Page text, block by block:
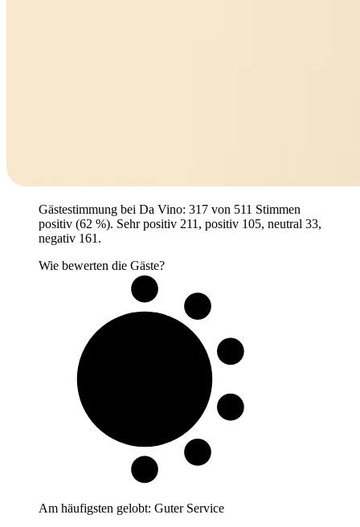
Gästestimmung bei Da Vino: 317 von 511 Stimmen
positiv (62 %). Sehr positiv 211, positiv 105, neutral 33,
negativ 161.
Wie bewerten die Gäste?
Am häufigsten gelobt: Guter Service